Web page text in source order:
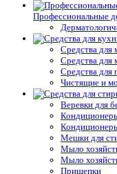
Профессиональные
Средства для
Средства для
Средства
Чистящие и
Веревки для
Мешки для
Мыло
Мыло
Прищепки